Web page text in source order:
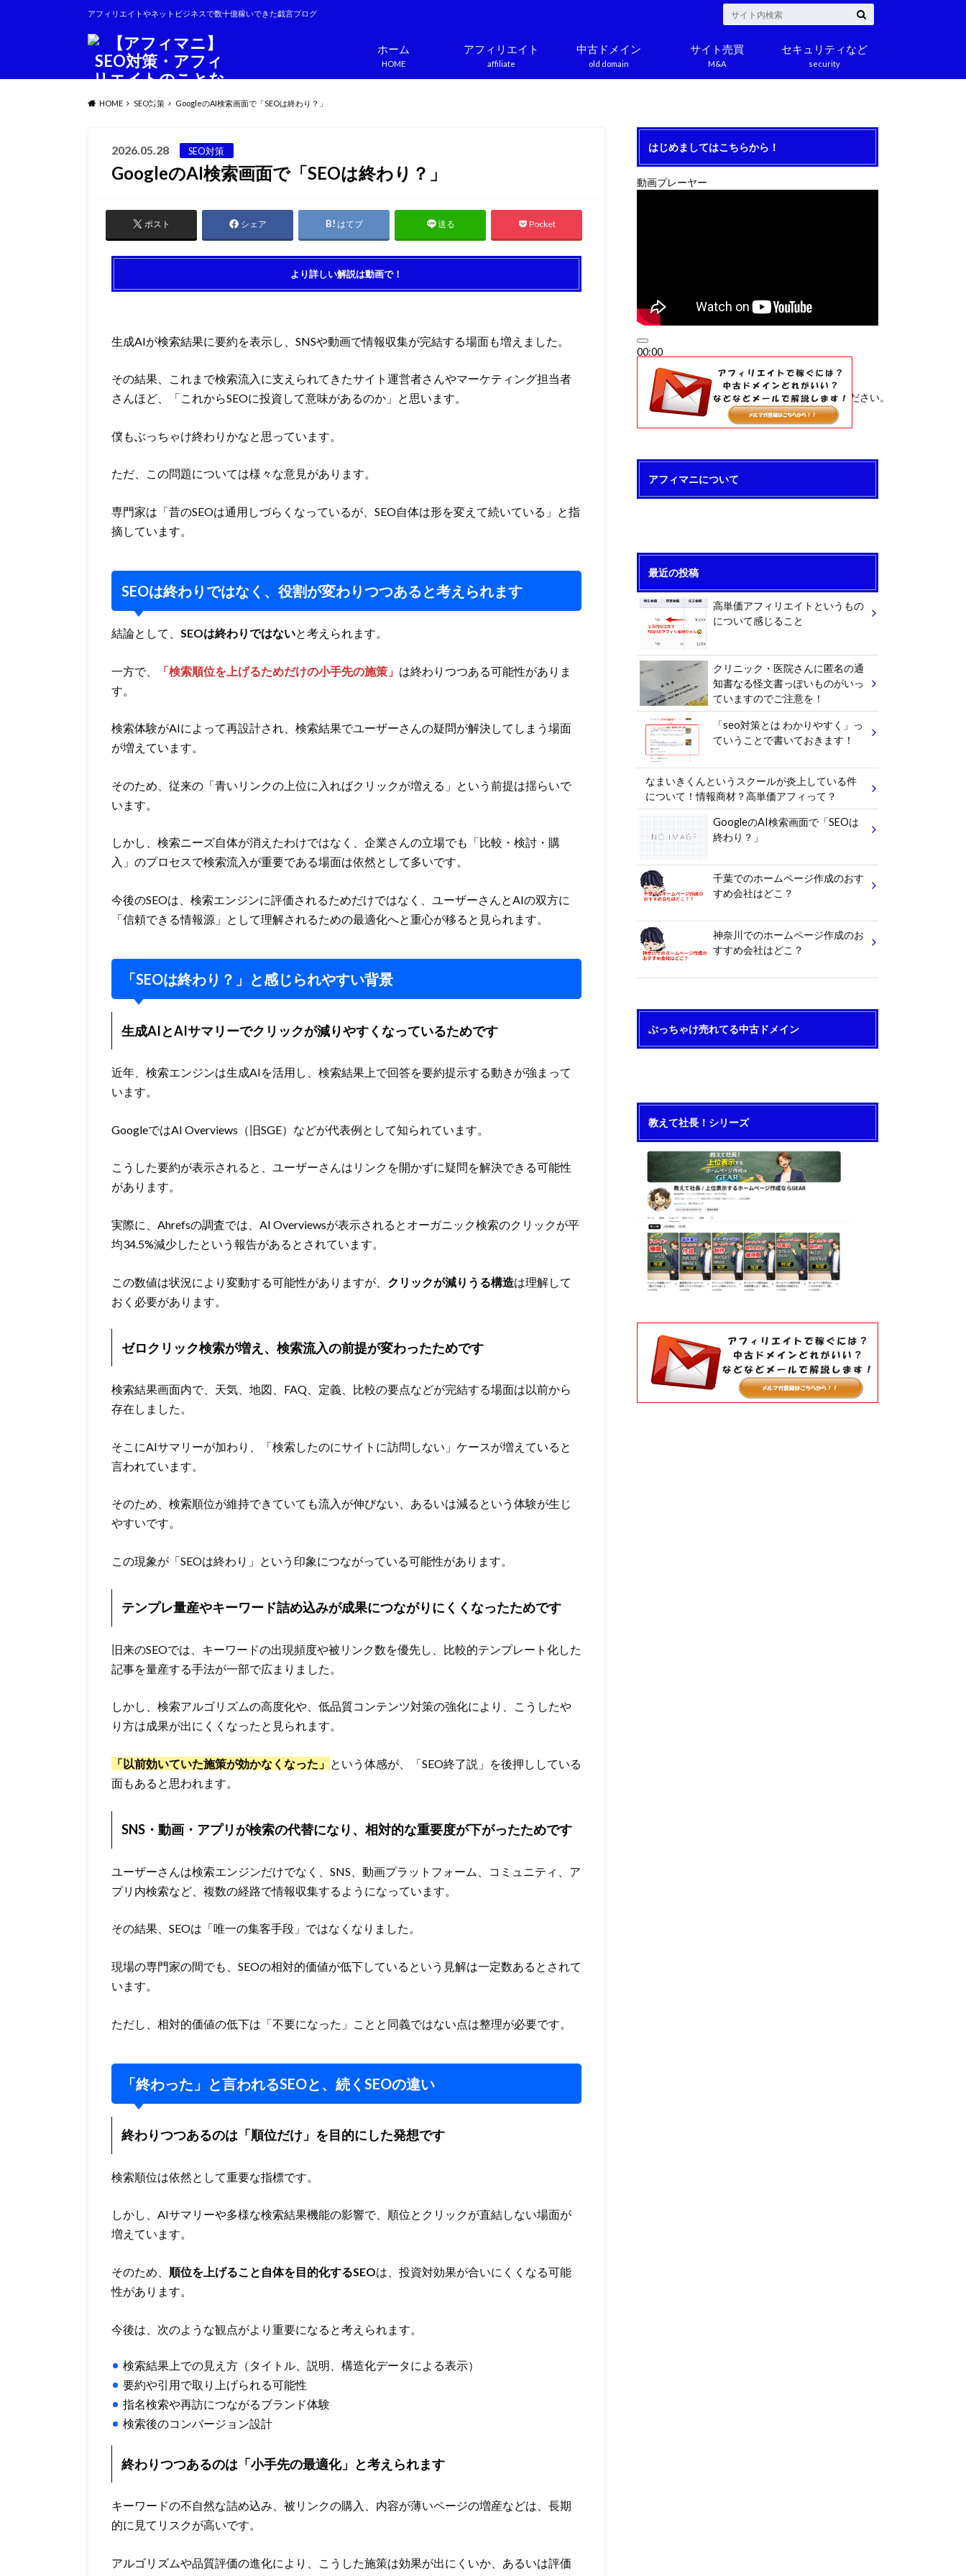
アフィリエイトやネットビジネスで数十億稼いできた戯言ブログ
HOME
ホーム
affiliate
アフィリエイト
old domain
中古ドメイン
M&A
サイト売買
security
セキュリティなど
HOME SEO対策 GoogleのAI検索画面で「SEOは終わり？」
2026.05.28 SEO対策
GoogleのAI検索画面で「SEOは終わり？」
ポスト シェア はてブ 送る Pocket
より詳しい解説は動画で！
生成AIが検索結果に要約を表示し、SNSや動画で情報収集が完結する場面も増えました。
その結果、これまで検索流入に支えられてきたサイト運営者さんやマーケティング担当者
さんほど、「これからSEOに投資して意味があるのか」と思います。
僕もぶっちゃけ終わりかなと思っています。
ただ、この問題については様々な意見があります。
専門家は「昔のSEOは通用しづらくなっているが、SEO自体は形を変えて続いている」と指
摘しています。
SEOは終わりではなく、役割が変わりつつあると考えられます
結論として、 SEOは終わりではないと考えられます。
一方で、 「検索順位を上げるためだけの小手先の施策」 は終わりつつある可能性がありま
す。
検索体験がAIによって再設計され、検索結果でユーザーさんの疑問が解決してしまう場面
が増えています。
そのため、従来の「青いリンクの上位に入ればクリックが増える」という前提は揺らいで
います。
しかし、検索ニーズ自体が消えたわけではなく、企業さんの立場でも「比較・検討・購
入」のプロセスで検索流入が重要である場面は依然として多いです。
今後のSEOは、検索エンジンに評価されるためだけではなく、ユーザーさんとAIの双方に
「信頼できる情報源」として理解されるための最適化へと重心が移ると見られます。
「SEOは終わり？」と感じられやすい背景
生成AIとAIサマリーでクリックが減りやすくなっているためです
近年、検索エンジンは生成AIを活用し、検索結果上で回答を要約提示する動きが強まって
います。
GoogleではAI Overviews（旧SGE）などが代表例として知られています。
こうした要約が表示されると、ユーザーさんはリンクを開かずに疑問を解決できる可能性
があります。
実際に、Ahrefsの調査では、AI Overviewsが表示されるとオーガニック検索のクリックが平
均34.5%減少したという報告があるとされています。
この数値は状況により変動する可能性がありますが、 クリックが減りうる構造は理解して
おく必要があります。
ゼロクリック検索が増え、検索流入の前提が変わったためです
検索結果画面内で、天気、地図、FAQ、定義、比較の要点などが完結する場面は以前から
存在しました。
そこにAIサマリーが加わり、「検索したのにサイトに訪問しない」ケースが増えていると
言われています。
そのため、検索順位が維持できていても流入が伸びない、あるいは減るという体験が生じ
やすいです。
この現象が「SEOは終わり」という印象につながっている可能性があります。
テンプレ量産やキーワード詰め込みが成果につながりにくくなったためです
旧来のSEOでは、キーワードの出現頻度や被リンク数を優先し、比較的テンプレート化した
記事を量産する手法が一部で広まりました。
しかし、検索アルゴリズムの高度化や、低品質コンテンツ対策の強化により、こうしたや
り方は成果が出にくくなったと見られます。
「以前効いていた施策が効かなくなった」 という体感が、「SEO終了説」を後押ししている
面もあると思われます。
SNS・動画・アプリが検索の代替になり、相対的な重要度が下がったためです
ユーザーさんは検索エンジンだけでなく、SNS、動画プラットフォーム、コミュニティ、ア
プリ内検索など、複数の経路で情報収集するようになっています。
その結果、SEOは「唯一の集客手段」ではなくなりました。
現場の専門家の間でも、SEOの相対的価値が低下しているという見解は一定数あるとされて
います。
ただし、相対的価値の低下は「不要になった」ことと同義ではない点は整理が必要です。
「終わった」と言われるSEOと、続くSEOの違い
終わりつつあるのは「順位だけ」を目的にした発想です
検索順位は依然として重要な指標です。
しかし、AIサマリーや多様な検索結果機能の影響で、順位とクリックが直結しない場面が
増えています。
そのため、 順位を上げること自体を目的化するSEOは、投資対効果が合いにくくなる可能
性があります。
今後は、次のような観点がより重要になると考えられます。
検索結果上での見え方（タイトル、説明、構造化データによる表示）
要約や引用で取り上げられる可能性
指名検索や再訪につながるブランド体験
検索後のコンバージョン設計
終わりつつあるのは「小手先の最適化」と考えられます
キーワードの不自然な詰め込み、被リンクの購入、内容が薄いページの増産などは、長期
的に見てリスクが高いです。
アルゴリズムや品質評価の進化により、こうした施策は効果が出にくいか、あるいは評価
はじめましてはこちらから！
動画プレーヤー
00:00
00:00
04:34
ボリューム調節には上下矢印キーを使ってください。
アフィマニについて
最近の投稿
高単価アフィリエイトというもの
について感じること
クリニック・医院さんに匿名の通
知書なる怪文書っぽいものがいっ
ていますのでご注意を！
「seo対策とは わかりやすく」っ
ていうことで書いておきます！
なまいきくんというスクールが炎上している件
について！情報商材？高単価アフィって？
GoogleのAI検索画面で「SEOは
終わり？」
千葉でのホームページ作成のおす
すめ会社はどこ？
神奈川でのホームページ作成のお
すすめ会社はどこ？
ぶっちゃけ売れてる中古ドメイン
教えて社長！シリーズ